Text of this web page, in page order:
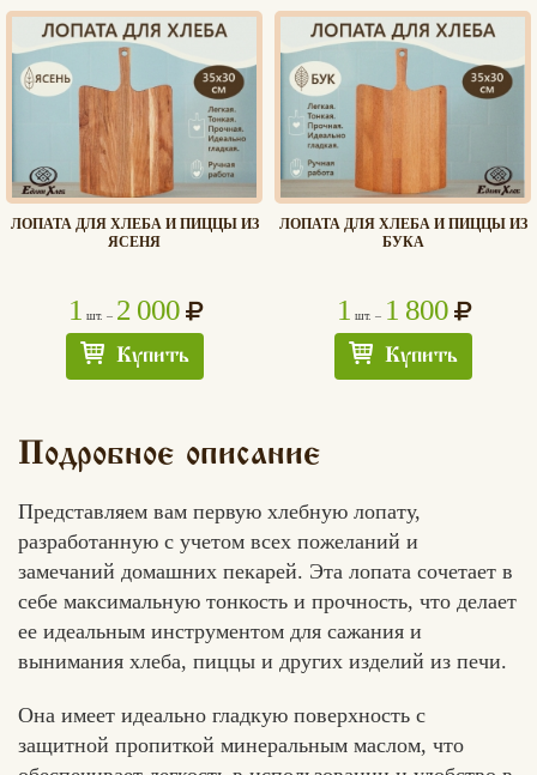
ЛОПАТА ДЛЯ ХЛЕБА И ПИЦЦЫ ИЗ
ЯСЕНЯ
1 шт. – 2 000
Купить
ЛОПАТА ДЛЯ ХЛЕБА И ПИЦЦЫ ИЗ
БУКА
1 шт. – 1 800
Купить
Подробное описание
Представляем вам первую хлебную лопату,
разработанную с учетом всех пожеланий и
замечаний домашних пекарей. Эта лопата сочетает в
себе максимальную тонкость и прочность, что делает
ее идеальным инструментом для сажания и
вынимания хлеба, пиццы и других изделий из печи.
Она имеет идеально гладкую поверхность с
защитной пропиткой минеральным маслом, что